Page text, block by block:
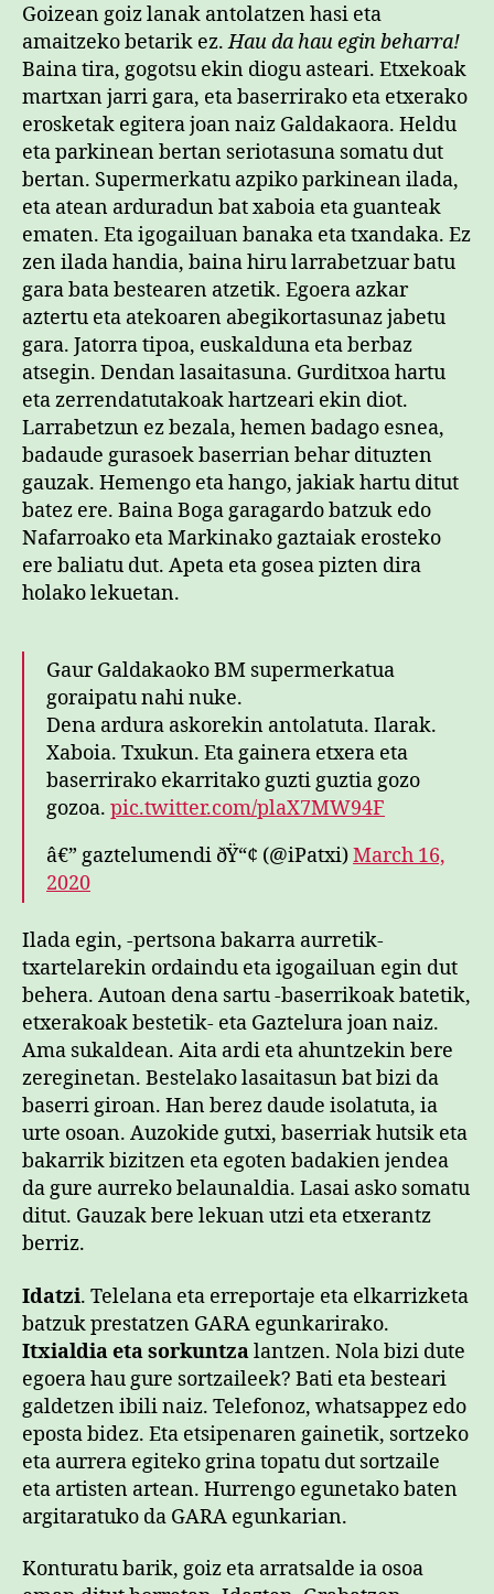
Goizean goiz lanak antolatzen hasi eta
amaitzeko betarik ez.Hau da hau egin beharra!
Baina tira, gogotsu ekin diogu asteari. Etxekoak
martxan jarri gara, eta baserrirako eta etxerako
erosketak egitera joan naiz Galdakaora. Heldu
eta parkinean bertan seriotasuna somatu dut
bertan. Supermerkatu azpiko parkinean ilada,
eta atean arduradun bat xaboia eta guanteak
ematen. Eta igogailuan banaka eta txandaka. Ez
zen ilada handia, baina hiru larrabetzuar batu
gara bata bestearen atzetik. Egoera azkar
aztertu eta atekoaren abegikortasunaz jabetu
gara. Jatorra tipoa, euskalduna eta berbaz
atsegin. Dendan lasaitasuna. Gurditxoa hartu
eta zerrendatutakoak hartzeari ekin diot.
Larrabetzun ez bezala, hemen badago esnea,
badaude gurasoek baserrian behar dituzten
gauzak. Hemengo eta hango, jakiak hartu ditut
batez ere. Baina Boga garagardo batzuk edo
Nafarroako eta Markinako gaztaiak erosteko
ere baliatu dut. Apeta eta gosea pizten dira
holako lekuetan.
Gaur Galdakaoko BM supermerkatua
goraipatu nahi nuke.
Dena ardura askorekin antolatuta. Ilarak.
Xaboia. Txukun. Eta gainera etxera eta
baserrirako ekarritako guzti guztia gozo
gozoa. pic.twitter.com/plaX7MW94F
â€” gaztelumendi ðŸ“¢ (@iPatxi)March 16,
2020
Ilada egin, -pertsona bakarra aurretik-
txartelarekin ordaindu eta igogailuan egin dut
behera. Autoan dena sartu -baserrikoak batetik,
etxerakoak bestetik- eta Gaztelura joan naiz.
Ama sukaldean. Aita ardi eta ahuntzekin bere
zereginetan. Bestelako lasaitasun bat bizi da
baserri giroan. Han berez daude isolatuta, ia
urte osoan. Auzokide gutxi, baserriak hutsik eta
bakarrik bizitzen eta egoten badakien jendea
da gure aurreko belaunaldia. Lasai asko somatu
ditut. Gauzak bere lekuan utzi eta etxerantz
berriz.
Idatzi. Telelana eta erreportaje eta elkarrizketa
batzuk prestatzen GARA egunkarirako.
Itxialdia eta sorkuntzalantzen. Nola bizi dute
egoera hau gure sortzaileek? Bati eta besteari
galdetzen ibili naiz. Telefonoz, whatsappez edo
eposta bidez. Eta etsipenaren gainetik, sortzeko
eta aurrera egiteko grina topatu dut sortzaile
eta artisten artean. Hurrengo egunetako baten
argitaratuko da GARA egunkarian.
Konturatu barik, goiz eta arratsalde ia osoa